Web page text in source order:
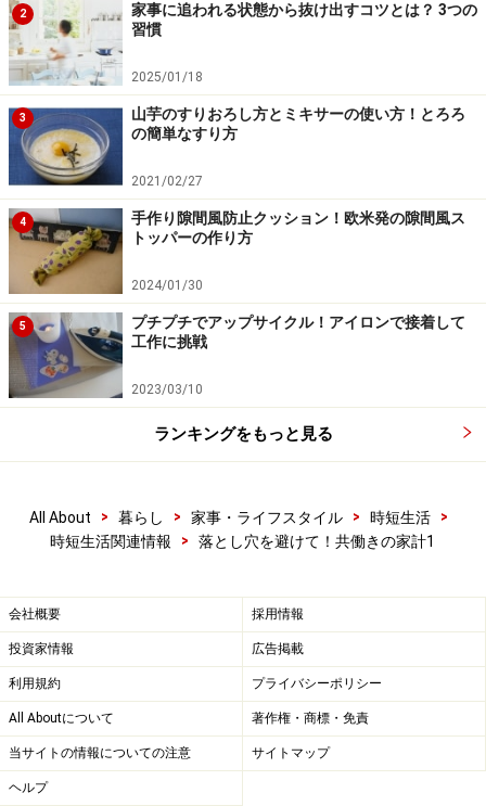
2
家事に追われる状態から抜け出すコツとは？ 3つの
習慣
2025/01/18
3
山芋のすりおろし方とミキサーの使い方！とろろ
の簡単なすり方
2021/02/27
4
手作り隙間風防止クッション！欧米発の隙間風ス
トッパーの作り方
2024/01/30
5
プチプチでアップサイクル！アイロンで接着して
工作に挑戦
2023/03/10
ランキングをもっと見る
All About > 暮らし > 家事・ライフスタイル > 時短生活
>
時短生活関連情報
> 落とし穴を避けて！共働きの家計1
会社概要 採用情報
投資家情報 広告掲載
利用規約 プライバシーポリシー
All Aboutについて 著作権・商標・免責
当サイトの情報についての注意 サイトマップ
ヘルプ